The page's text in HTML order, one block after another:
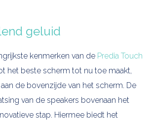
geluid
kenmerken van de Predia Touch
het beste scherm tot nu toe maakt,
de bovenzijde van het scherm. De
van de speakers bovenaan het
stap. Hiermee biedt het